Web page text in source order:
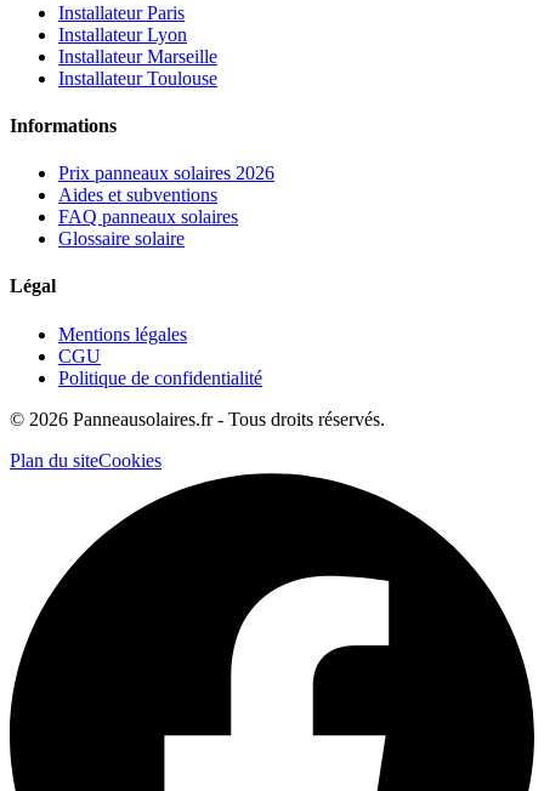
Installateur Paris
Installateur Lyon
Installateur Marseille
Installateur Toulouse
Informations
Prix panneaux solaires 2026
Aides et subventions
FAQ panneaux solaires
Glossaire solaire
Légal
Mentions légales
CGU
Politique de confidentialité
© 2026 Panneausolaires.fr - Tous droits réservés.
Plan du siteCookies